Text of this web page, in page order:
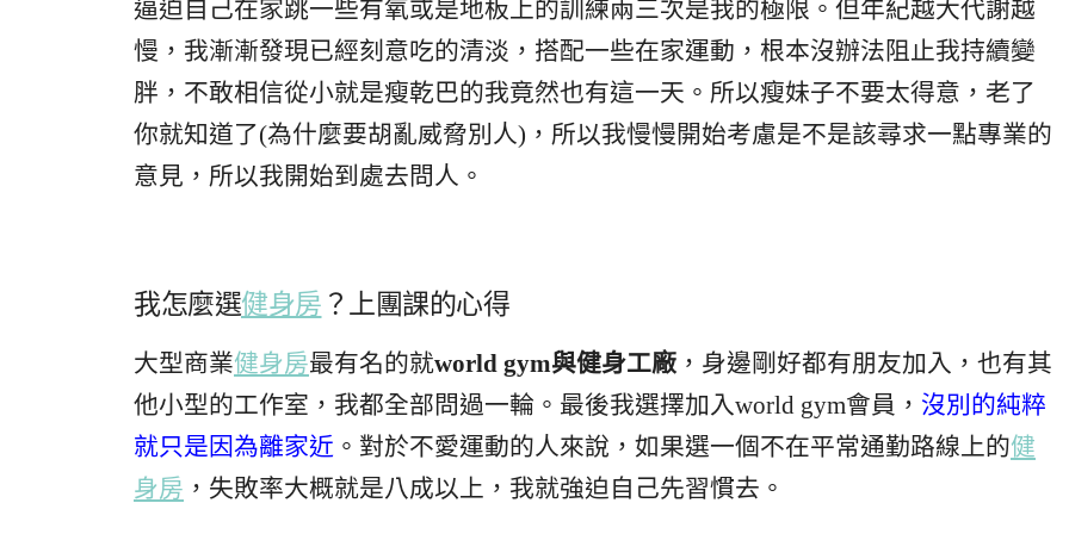
逼迫自己在家跳一些有氧或是地板上的訓練兩三次是我的極限。但年紀越大代謝越
慢，我漸漸發現已經刻意吃的清淡，搭配一些在家運動，根本沒辦法阻止我持續變
胖，不敢相信從小就是瘦乾巴的我竟然也有這一天。所以瘦妹子不要太得意，老了
你就知道了(為什麼要胡亂威脅別人)，所以我慢慢開始考慮是不是該尋求一點專業的
意見，所以我開始到處去問人。
我怎麼選健身房 ？上團課的心得
大型商業健身房最有名的就world gym與健身工廠 ，身邊剛好都有朋友加入，也有其
他小型的工作室，我都全部問過一輪。最後我選擇加入world gym會員， 沒別的純粹
就只是因為離家近 。對於不愛運動的人來說，如果選一個不在平常通勤路線上的健
身房 ，失敗率大概就是八成以上，我就強迫自己先習慣去。